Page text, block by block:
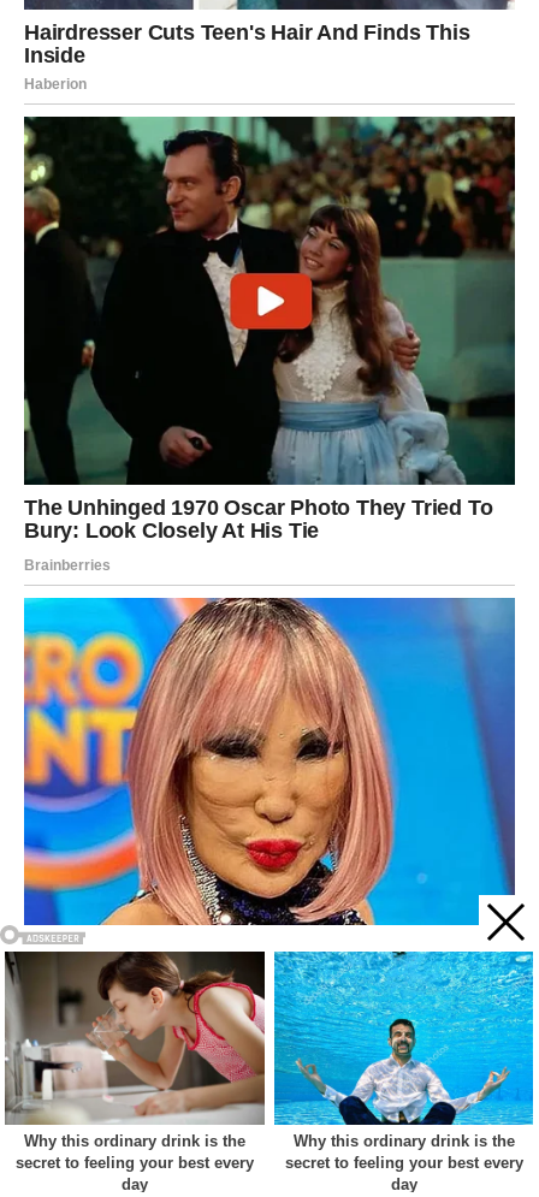
Acest site web folosește cookie-uri pentru a vă îmbunătăți
experiența. Vom presupune că sunteți de acord cu asta dacă
vă continuați navigarea.
Cookie settings ACCEPT